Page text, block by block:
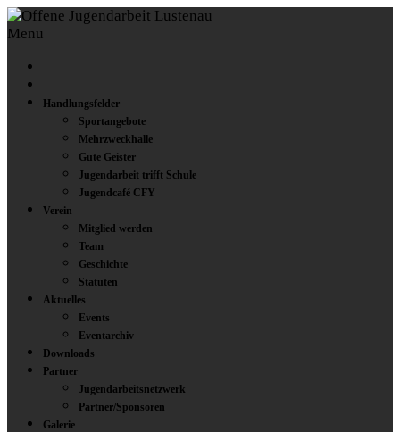
Menu
Handlungsfelder
Sportangebote
Mehrzweckhalle
Gute Geister
Jugendarbeit trifft Schule
Jugendcafé CFY
Verein
Mitglied werden
Team
Geschichte
Statuten
Aktuelles
Events
Eventarchiv
Downloads
Partner
Jugendarbeitsnetzwerk
Partner/Sponsoren
Galerie